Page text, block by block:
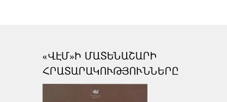
«ՎԷՄ»Ի ՄԱՏԵՆԱՇԱՐԻ
ՀՐԱՏԱՐԱԿՈՒԹՅՈՒՆՆԵՐԸ